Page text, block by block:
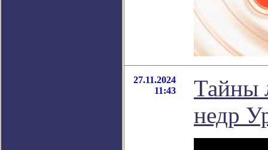
27.11.2024
11:43
Тайны
недр